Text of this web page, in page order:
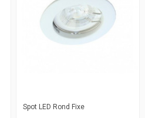
Spot LED Rond Fixe